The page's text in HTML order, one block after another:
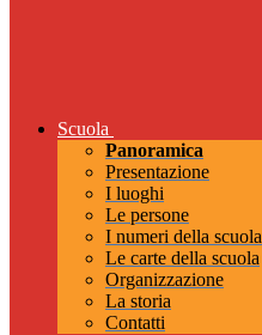
Scuola
Panoramica
Presentazione
I luoghi
Le persone
I numeri della scuola
Le carte della scuola
Organizzazione
La storia
Contatti